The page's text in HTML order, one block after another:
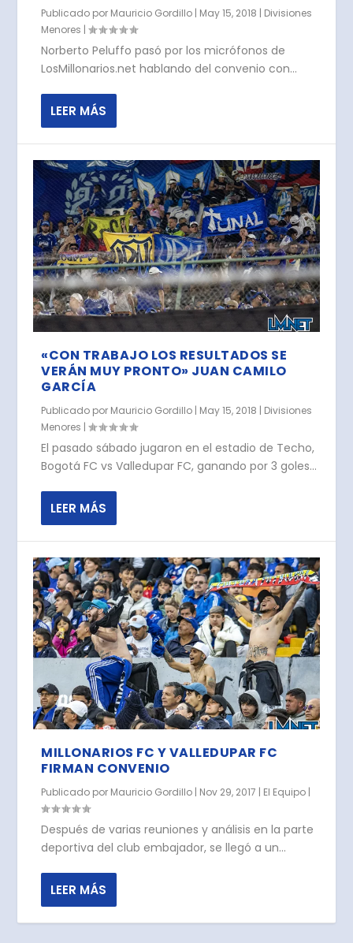
Publicado por Mauricio Gordillo | May 15, 2018 | Divisiones
Menores |
Norberto Peluffo pasó por los micrófonos de
LosMillonarios.net hablando del convenio con...
LEER MÁS
«CON TRABAJO LOS RESULTADOS SE
VERÁN MUY PRONTO» JUAN CAMILO
GARCÍA
Publicado por Mauricio Gordillo | May 15, 2018 | Divisiones
Menores |
El pasado sábado jugaron en el estadio de Techo,
Bogotá FC vs Valledupar FC, ganando por 3 goles...
LEER MÁS
MILLONARIOS FC Y VALLEDUPAR FC
FIRMAN CONVENIO
Publicado por Mauricio Gordillo | Nov 29, 2017 | El Equipo |
Después de varias reuniones y análisis en la parte
deportiva del club embajador, se llegó a un...
LEER MÁS